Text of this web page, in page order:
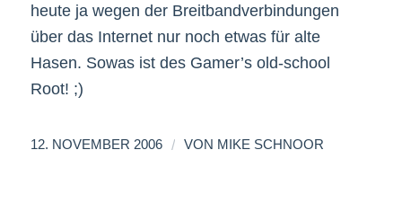
heute ja wegen der Breitbandverbindungen
über das Internet nur noch etwas für alte
Hasen. Sowas ist des Gamer’s old-school
Root! ;)
12. NOVEMBER 2006 / VON MIKE SCHNOOR